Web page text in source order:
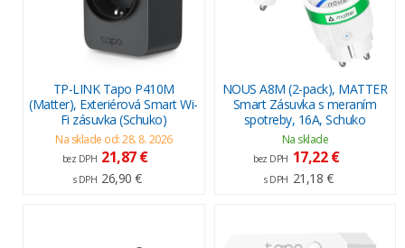
TP-LINK Tapo P410M
(Matter), Exteriérová Smart Wi-
Fi zásuvka (Schuko)
Na sklade od: 28. 8. 2026
bez DPH 21,87 €
s DPH 26,90 €
NOUS A8M (2-pack), MATTER
Smart Zásuvka s meraním
spotreby, 16A, Schuko
Na sklade
bez DPH 17,22 €
s DPH 21,18 €